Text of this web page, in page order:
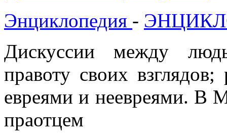
Энциклопедия -
Дискуссии между
правоту своих
евреями и неевреями. В
праотцем